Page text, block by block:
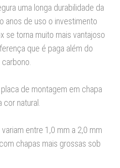
uma longa durabilidade da
anos de uso o investimento
se torna muito mais vantajoso
que é paga além do
de montagem em chapa
cor natural.
entre 1,0 mm a 2,0 mm
chapas mais grossas sob